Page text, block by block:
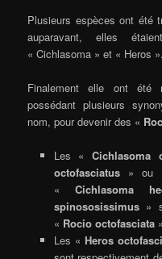
Plusieurs espèces ont été
auparavant, elles
« Cichlasoma » et « Heros ».
Finalement elle ont été
possédant plusieurs
nom, pour devenir des «
Les «Cichlasoma
octofasciatus» ou
« Cichlasoma
spinososissimus»
« Rocio octofasciata
Les « Heros